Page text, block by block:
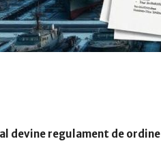
devine regulament de ordine